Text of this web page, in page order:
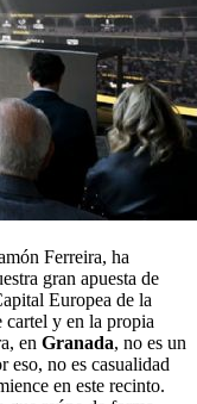
Ferreira, ha
gran apuesta de
Europea de la
cartel y en la propia
en Granada, no es un
eso, no es casualidad
en este recinto.